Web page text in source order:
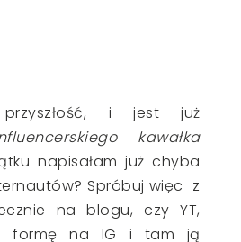
i jest już
kawałka
napisałam już chyba
Spróbuj więc z
na blogu, czy YT,
formę na IG i tam ją